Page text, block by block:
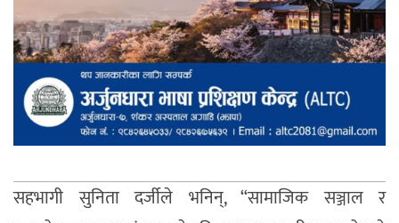
सहभागी सुनिता दर्जीले भनिन्, “सामाजिक सञ्जाल र